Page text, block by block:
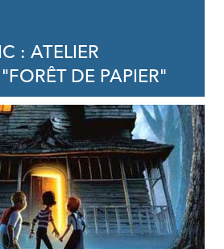
: ATELIER
DE PAPIER"